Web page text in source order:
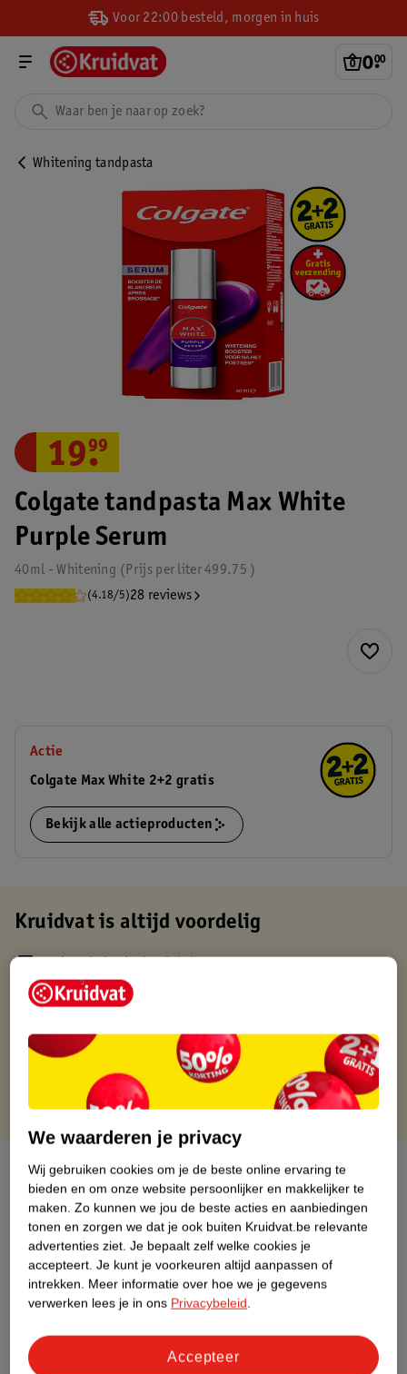
Voor 22:00 besteld, morgen in huis
0.
00
Whitening tandpasta
Colgate tandpasta Max White
Purple Serum
40ml - Whitening 499.75
Prijs per liter
(4.18/5)28 reviews
19.
99
Actie
Colgate Max White 2+2 gratis
Bekijk alle actieproducten
Kruidvat is altijd voordelig
Op werkdagen voor 22:00 uur besteld, volgende dag in huis
Gratis thuisbezorgd vanaf 50.00
Gratis punten met je Kruidvat kaart
Over dit product
Productinformatie
Etiketinformatie
Impact Score.
We waarderen je privacy
Wij gebruiken cookies om je de beste online ervaring te
bieden en om onze website persoonlijker en makkelijker te
maken. Zo kunnen we jou de beste acties en aanbiedingen
tonen en zorgen we dat je ook buiten Kruidvat.be relevante
advertenties ziet. Je bepaalt zelf welke cookies je
accepteert. Je kunt je voorkeuren altijd aanpassen of
intrekken. Meer informatie over hoe we je gegevens
verwerken lees je in ons Privacybeleid.
Accepteer